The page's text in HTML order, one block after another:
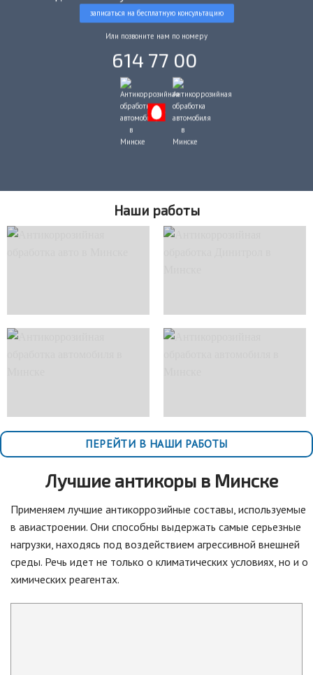
записаться на бесплатную консультацию
Или позвоните нам по номеру
614 77 00
Наши работы
ПЕРЕЙТИ В НАШИ РАБОТЫ
Лучшие антикоры в Минске
Применяем лучшие антикоррозийные составы, используемые
в авиастроении. Они способны выдержать самые серьезные
нагрузки, находясь под воздействием агрессивной внешней
среды. Речь идет не только о климатических условиях, но и о
химических реагентах.